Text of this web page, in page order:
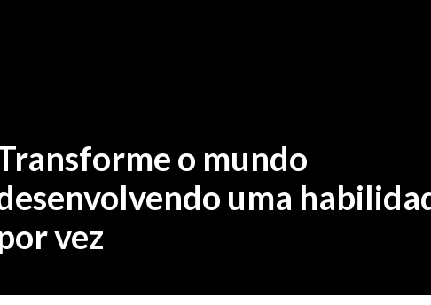
o mundo
uma
vez